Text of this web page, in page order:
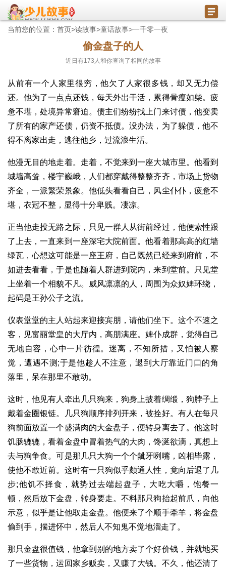
当前您的位置： 首页>读故事>童话故事>一千零一夜
偷金盘子的人
近日有173 人和你查询了相同的故事
从前有一个人家里很穷，他欠了人家很多钱，却又无力偿
还。他为了一点点还钱，每天外出干活，累得骨瘦如柴。疲
惫不堪，处境异常窘迫。债主们纷纷找上门来讨债，他变卖
了所有的家产还债，仍资不抵债。没办法，为了躲债，他不
得不离家出走，逃往他乡，过流浪生活。
他漫无目的地走着。走着，不觉来到一座大城市里。他看到
城墙高耸，楼宇巍峨，人们都穿戴得整整齐齐，市场上货物
齐全，一派繁荣景象。他低头看看自己，风尘仆仆，疲惫不
堪，衣冠不整，显得十分卑贱。凄凉。
正当他走投无路之际，只见一群人从街前经过，他便索性跟
了上去，一直来到一座深宅大院前面。他看着那高高的红墙
绿瓦，心想这可能是一座王府，自己既然已经来到府前，不
如进去看看，于是也随着人群进到院内，来到堂前。只见堂
上坐着一个相貌不凡。威风凛凛的人，周围为众奴婢环绕，
起码是王孙公子之流。
仪表堂堂的主人站起来迎接宾朋，请他们坐下。这个不速之
客，见富丽堂皇的大厅内，高朋满座。婢仆成群，觉得自己
无地自容，心中一片彷徨。迷离，不知所措，又怕被人察
觉，遭遇不测;于是他趁人不注意，退到大厅靠近门口的角
落里，呆在那里不敢动。
这时，他见有人牵出几只狗来，狗身上披着绸缎，狗脖子上
戴着金圈银链。几只狗顺序排列开来，被拴好。有人在每只
狗前面放置一个盛满肉的大金盘子，便转身离去了。他这时
饥肠辘辘，看着金盘中冒着热气的大肉，馋涎欲滴，真想上
去与狗争食。可是那几只大狗一个个龇牙咧嘴，凶相毕露，
使他不敢近前。这时有一只狗似乎颇通人性，竟向后退了几
步;他饥不择食，就势过去端起盘子，大吃大嚼，饱餐一
顿，然后放下金盘，转身要走。不料那只狗抬起前爪，向他
示意，似乎是让他取走金盘。他便来了个顺手牵羊，将金盘
偷到手，揣进怀中，然后人不知鬼不觉地溜走了。
那只金盘很值钱，他拿到别的地方卖了个好价钱，并就地买
了一些货物，运回家乡贩卖，又赚了大钱。不久，他还清了